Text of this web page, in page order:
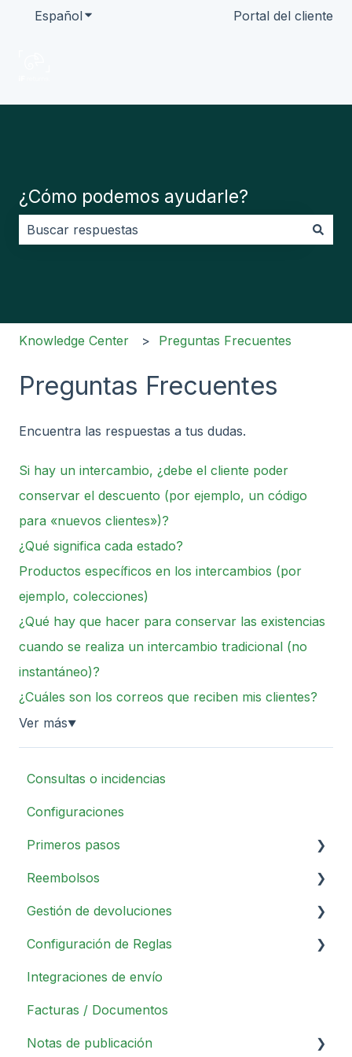
EspañolTraducciones de Mostrar submenú de
Portal del cliente
¿Cómo podemos ayudarle?
Knowledge Center Preguntas Frecuentes
Preguntas Frecuentes
Encuentra las respuestas a tus dudas.
Si hay un intercambio, ¿debe el cliente poder
conservar el descuento (por ejemplo, un código
para «nuevos clientes»)?
¿Qué significa cada estado?
Productos específicos en los intercambios (por
ejemplo, colecciones)
¿Qué hay que hacer para conservar las existencias
cuando se realiza un intercambio tradicional (no
instantáneo)?
¿Cuáles son los correos que reciben mis clientes?
Ver más▼
Consultas o incidencias
Configuraciones
Primeros pasos
Descripción general del portal
Analítica
Configuraciones en la aplicación
Configuraciones del portal de retorno
Configuraciones del Portal de devolución de
Reembolsos
Descripción general
Método de Reembolso
Otras configuraciones
Gestión de devoluciones
Operaciones diarias
Métodos de Devolución
Motivos de Devolución
Políticas de Devoluciones
Configuración de Reglas
Información general
Acciones
Condiciones
Integraciones de envío
Facturas / Documentos
Notas de publicación